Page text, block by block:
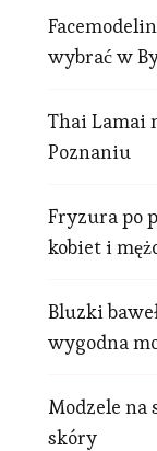
wybrać w
Thai Lamai
Poznaniu
Fryzura po
kobiet i
Bluzki
wygodna
Modzele na
skóry